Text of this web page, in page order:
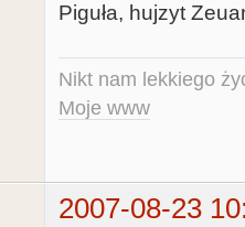
Piguła, hujzyt
Nikt nam lekkiego
Moje www
2007-08-23